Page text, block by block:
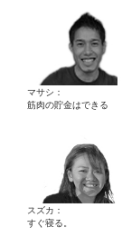
マサシ：
筋肉の貯金はできる
スズカ：
すぐ寝る。